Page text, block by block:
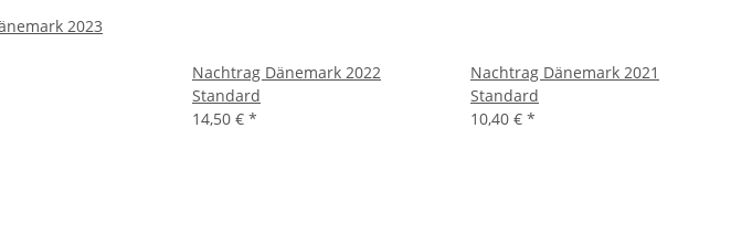
2023
Nachtrag Dänemark 2022
Standard
14,50 € *
Nachtrag Dänemark 2021
Standard
10,40 € *